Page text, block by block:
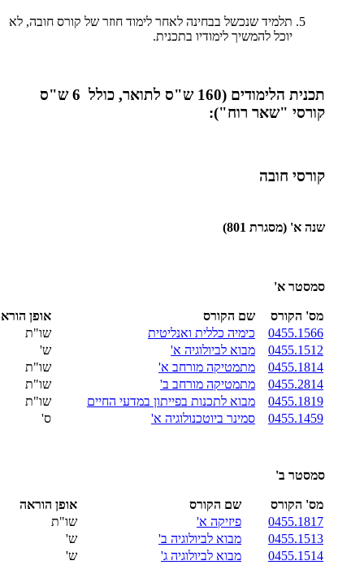
תלמיד שנכשל בבחינה לאחר לימוד חוזר של קורס חובה, לא
יוכל להמשיך לימודיו בתכנית.
תכנית הלימודים (160 ש"ס לתואר, כולל 6 ש"ס
קורסי "שאר רוח"):
קורסי חובה
שנה א' (מסגרת 801)
סמסטר א'
מס' הקורס שם הקורס
אופן
0455.1566
כימיה כללית ואנליטית
שו"ת
0455.1512
מבוא לביולוגיה א'
ש'
0455.1814
מתמטיקה מורחב א'
שו"ת
0455.2814
מתמטיקה מורחב ב'
שו"ת
0455.1819
מבוא לתכנות בפייתון במדעי החיים
שו"ת
0455.1459
סמינר ביוטכנולוגיה א' ס'
סמסטר ב'
מס' הקורס שם הקורס
אופן הוראה
0455.1817
פיזיקה א'
שו"ת
0455.1513
מבוא לביולוגיה ב'
ש'
0455.1514
מבוא לביולוגיה ג'
ש'